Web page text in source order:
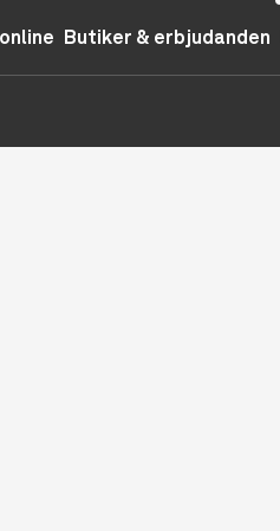
Butiker & erbjudanden